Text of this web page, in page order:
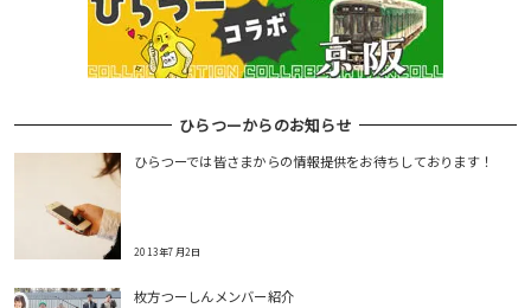
ひらつーからのお知らせ
ひらつーでは皆さまからの情報提供をお待ちしております！
2013年7月2日
枚方つーしんメンバー紹介